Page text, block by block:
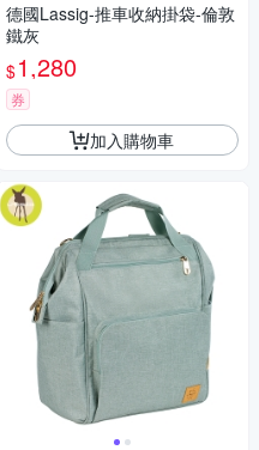
德國Lassig-推車收納掛袋-倫敦
鐵灰
$1,280
券
加入購物車